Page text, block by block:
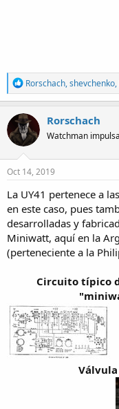
R
e
a
c
t
i
o
n
s
Rorschach,shevchenko,
Rorschach
Watchman
Oct 14, 2019
La UY41 pertenece a
en este caso, pues
desarrolladas y
Miniwatt, aquí en la
(perteneciente a la
Circuito típico
Válvula